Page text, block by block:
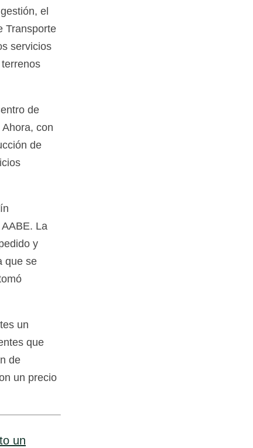
el
Transporte
servicios
de
con
de
La
y
que se
un
que
de
un precio
un